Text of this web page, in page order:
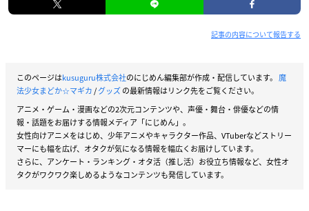
記事の内容について報告する
このページはkusuguru株式会社のにじめん編集部が作成・配信しています。 魔
法少女まどか☆マギカ/グッズの最新情報はリンク先をご覧ください。
アニメ・ゲーム・漫画などの2次元コンテンツや、声優・舞台・俳優などの情
報・話題をお届けする情報メディア「にじめん」。
女性向けアニメをはじめ、少年アニメやキャラクター作品、VTuberなどストリー
マーにも幅を広げ、オタクが気になる情報を幅広くお届けしています。
さらに、アンケート・ランキング・オタ活（推し活）お役立ち情報など、女性オ
タクがワクワク楽しめるようなコンテンツも発信しています。